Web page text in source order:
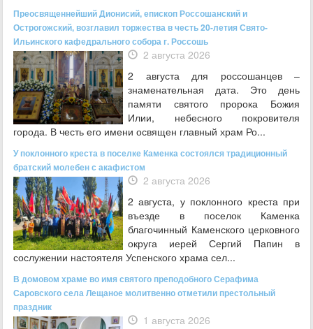
Преосвященнейший Дионисий, епископ Россошанский и
Острогожский, возглавил торжества в честь 20-летия Свято-
Ильинского кафедрального собора г. Россошь
2 августа 2026
2 августа для россошанцев –
знаменательная дата. Это день
памяти святого пророка Божия
Илии, небесного покровителя
города. В честь его имени освящен главный храм Ро...
У поклонного креста в поселке Каменка состоялся традиционный
братский молебен с акафистом
2 августа 2026
2 августа, у поклонного креста при
въезде в поселок Каменка
благочинный Каменского церковного
округа иерей Сергий Папин в
сослужении настоятеля Успенского храма сел...
В домовом храме во имя святого преподобного Серафима
Саровского села Лещаное молитвенно отметили престольный
праздник
1 августа 2026